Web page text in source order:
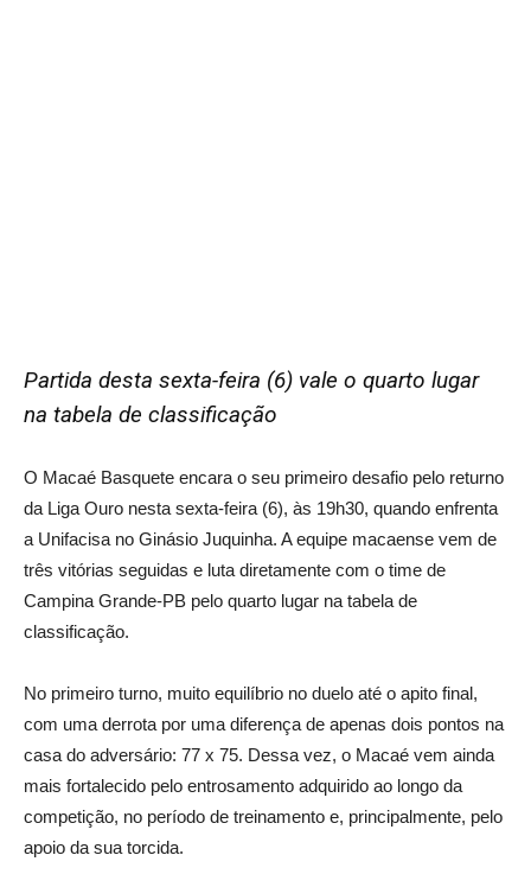
Partida desta sexta-feira (6) vale o quarto lugar
na tabela de classificação
O Macaé Basquete encara o seu primeiro desafio pelo returno
da Liga Ouro nesta sexta-feira (6), às 19h30, quando enfrenta
a Unifacisa no Ginásio Juquinha. A equipe macaense vem de
três vitórias seguidas e luta diretamente com o time de
Campina Grande-PB pelo quarto lugar na tabela de
classificação.
No primeiro turno, muito equilíbrio no duelo até o apito final,
com uma derrota por uma diferença de apenas dois pontos na
casa do adversário: 77 x 75. Dessa vez, o Macaé vem ainda
mais fortalecido pelo entrosamento adquirido ao longo da
competição, no período de treinamento e, principalmente, pelo
apoio da sua torcida.